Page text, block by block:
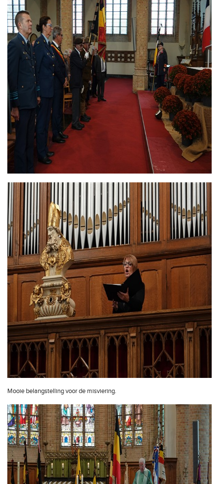
Mooie belangstelling voor de misviering.